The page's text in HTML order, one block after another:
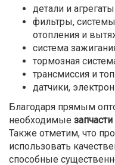
детали и
фильтры,
отопления и
система
тормозная
трансмиссия и
датчики,
Благодаря прямым
необходимые
Также отметим, что
использовать
способные